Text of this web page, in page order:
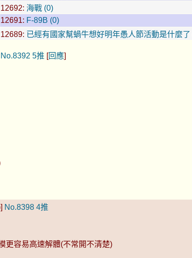
12692: 海戰 (0)
12691: F-89B (0)
12689: 已經有國家幫蝸牛想好明年愚人節活動是什麼了
No.8392 5推 [回應]
No.8398 4推
更容易高速解體(不常開不清楚)